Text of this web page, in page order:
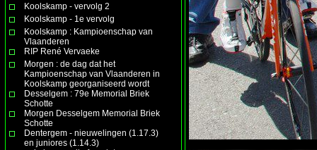
Koolskamp - vervolg 2
Koolskamp - 1e vervolg
Koolskamp : Kampioenschap van
Vlaanderen
RIP René Vervaeke
Morgen : de dag dat het
Kampioenschap van Vlaanderen in
Koolskamp georganiseerd wordt
Desselgem : 79e Memorial Briek
Schotte
Morgen Desselgem Memorial Briek
Schotte
Dentergem - nieuwelingen (1.17.3)
en juniores (1.14.3)